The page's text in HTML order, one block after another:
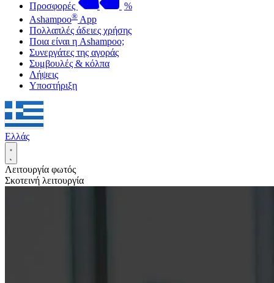
Προσφορές
%
Ashampoo® App
Πολλαπλές άδειες χρήσης
Ποια είναι η Ashampoo;
Συνεργάτες της αγοράς
Συμβουλές & κόλπα
Λήψεις
Υποστήριξη
Ελλάς
Λειτουργία φωτός
Σκοτεινή λειτουργία